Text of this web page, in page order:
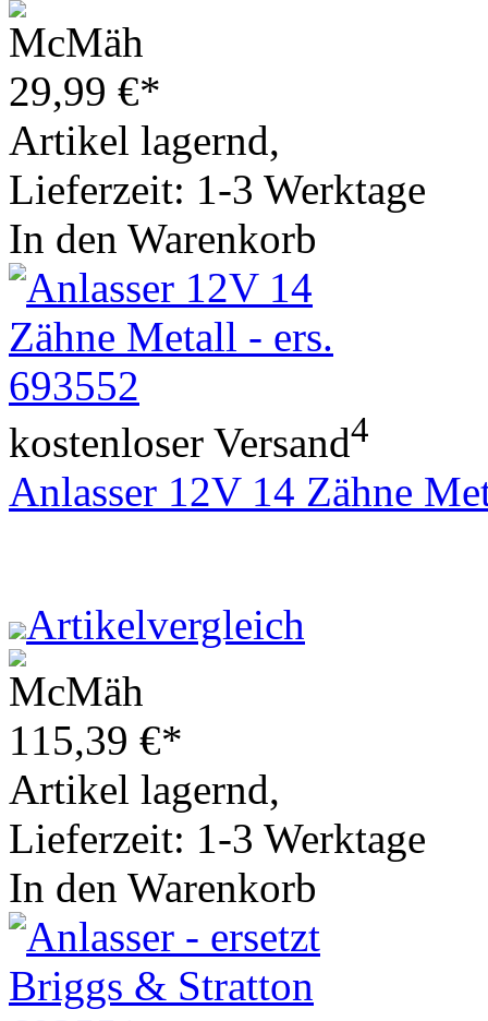
29,99 €*
Artikel lagernd,
Lieferzeit: 1-3 Werktage
In den Warenkorb
kostenloser Versand4
Anlasser 12V 14 Zähne
Artikelvergleich
115,39 €*
Artikel lagernd,
Lieferzeit: 1-3 Werktage
In den Warenkorb